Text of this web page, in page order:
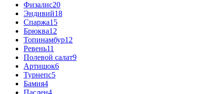
Физалис20
Эндивий18
Спаржа15
Брюква12
Топинамбур12
Ревень11
Полевой салат9
Артишок6
Турнепс5
Бамия4